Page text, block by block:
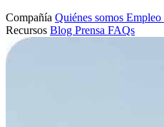
Compañía Quiénes somos Empleo
Recursos Blog Prensa FAQs